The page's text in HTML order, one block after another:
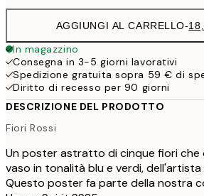
AGGIUNGI AL CARRELLO-
In magazzino
Consegna in 3-5 giorni lavorativi
Spedizione gratuita sopra 59 € di
Diritto di recesso per 90 giorni
DESCRIZIONE DEL PRODOTTO
Fiori Rossi
Un poster astratto di cinque fiori che
vaso in tonalità blu e verdi, dell'artista
Questo poster fa parte della nostra